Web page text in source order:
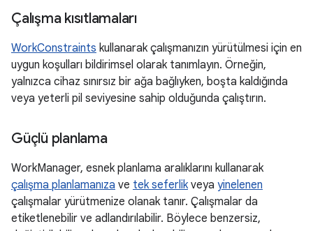
Çalışma kısıtlamaları
WorkConstraints kullanarak çalışmanızın yürütülmesi için en
uygun koşulları bildirimsel olarak tanımlayın. Örneğin,
yalnızca cihaz sınırsız bir ağa bağlıyken, boşta kaldığında
veya yeterli pil seviyesine sahip olduğunda çalıştırın.
Güçlü planlama
WorkManager, esnek planlama aralıklarını kullanarak
çalışma planlamanıza ve tek seferlikveya yinelenen
çalışmalar yürütmenize olanak tanır. Çalışmalar da
etiketlenebilir ve adlandırılabilir. Böylece benzersiz,